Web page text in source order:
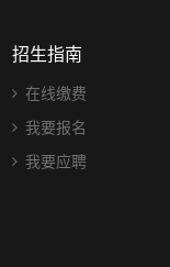
招生指南
在线缴费
我要报名
我要应聘